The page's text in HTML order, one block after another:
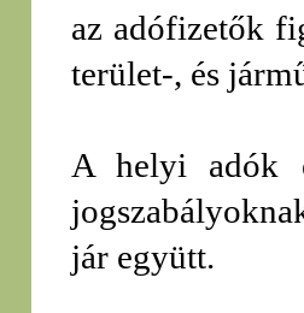
az adófizetők
terület-, és
A helyi adók
jár együtt.